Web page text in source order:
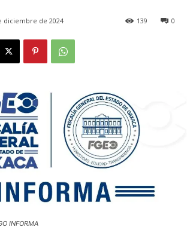
diciembre de 2024 0
139
INFORMA